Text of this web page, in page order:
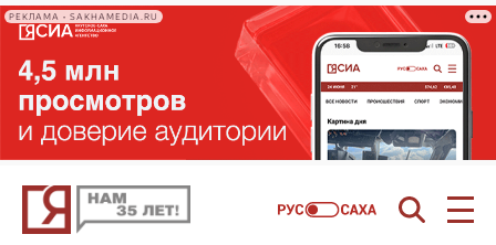
РЕКЛАМА • SAKHAMEDIA.RU